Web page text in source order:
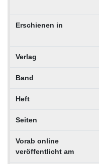
Erschienen in
Verlag
Band
Heft
Seiten
Vorab online
veröffentlicht am